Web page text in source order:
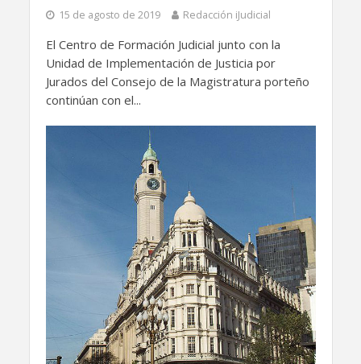
15 de agosto de 2019 Redacción iJudicial
El Centro de Formación Judicial junto con la
Unidad de Implementación de Justicia por
Jurados del Consejo de la Magistratura porteño
continúan con el...